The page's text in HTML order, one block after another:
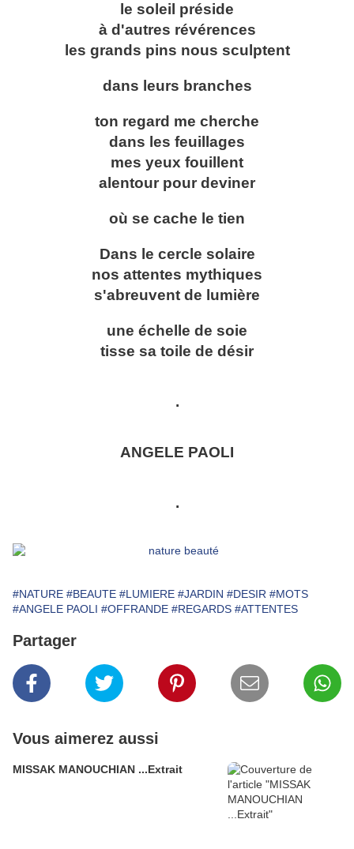
le soleil préside
à d'autres révérences
les grands pins nous sculptent
dans leurs branches
ton regard me cherche
dans les feuillages
mes yeux fouillent
alentour pour deviner
où se cache le tien
Dans le cercle solaire
nos attentes mythiques
s'abreuvent de lumière
une échelle de soie
tisse sa toile de désir
.
ANGELE PAOLI
.
#NATURE #BEAUTE #LUMIERE #JARDIN #DESIR #MOTS
#ANGELE PAOLI #OFFRANDE #REGARDS #ATTENTES
Partager
Vous aimerez aussi
MISSAK MANOUCHIAN ...Extrait